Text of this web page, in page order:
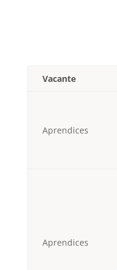
Vacante
Aprendices
Aprendices